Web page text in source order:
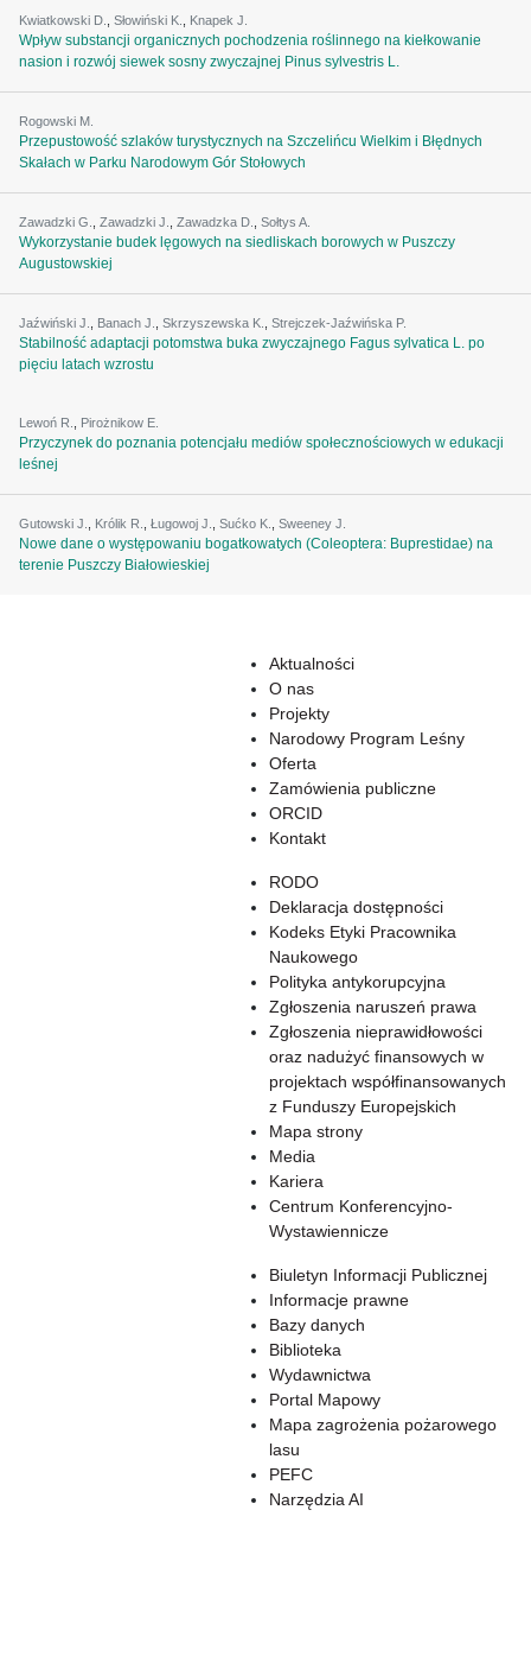
Kwiatkowski D. Słowiński K. Knapek J.
Wpływ substancji organicznych pochodzenia roślinnego na kiełkowanie
nasion i rozwój siewek sosny zwyczajnej Pinus sylvestris L.
Rogowski M.
Przepustowość szlaków turystycznych na Szczelińcu Wielkim i Błędnych
Skałach w Parku Narodowym Gór Stołowych
Zawadzki G. Zawadzki J. Zawadzka D. Sołtys A.
Wykorzystanie budek lęgowych na siedliskach borowych w Puszczy
Augustowskiej
Jaźwiński J. Banach J. Skrzyszewska K. Strejczek-Jaźwińska P.
Stabilność adaptacji potomstwa buka zwyczajnego Fagus sylvatica L. po
pięciu latach wzrostu
Lewoń R. Pirożnikow E.
Przyczynek do poznania potencjału mediów społecznościowych w edukacji
leśnej
Gutowski J. Królik R. Ługowoj J. Sućko K. Sweeney J.
Nowe dane o występowaniu bogatkowatych (Coleoptera: Buprestidae) na
terenie Puszczy Białowieskiej
Aktualności
O nas
Projekty
Narodowy Program Leśny
Oferta
Zamówienia publiczne
ORCID
Kontakt
RODO
Deklaracja dostępności
Kodeks Etyki Pracownika
Naukowego
Polityka antykorupcyjna
Zgłoszenia naruszeń prawa
Zgłoszenia nieprawidłowości
oraz nadużyć finansowych w
projektach współfinansowanych
z Funduszy Europejskich
Mapa strony
Media
Kariera
Centrum Konferencyjno-
Wystawiennicze
Biuletyn Informacji Publicznej
Informacje prawne
Bazy danych
Biblioteka
Wydawnictwa
Portal Mapowy
Mapa zagrożenia pożarowego
lasu
PEFC
Narzędzia AI